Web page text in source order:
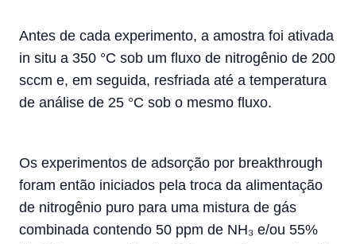
Antes de cada experimento, a amostra foi ativada
in situ a 350 °C sob um fluxo de nitrogênio de 200
sccm e, em seguida, resfriada até a temperatura
de análise de 25 °C sob o mesmo fluxo.
Os experimentos de adsorção por breakthrough
foram então iniciados pela troca da alimentação
de nitrogênio puro para uma mistura de gás
combinada contendo 50 ppm de NH₃ e/ou 55%